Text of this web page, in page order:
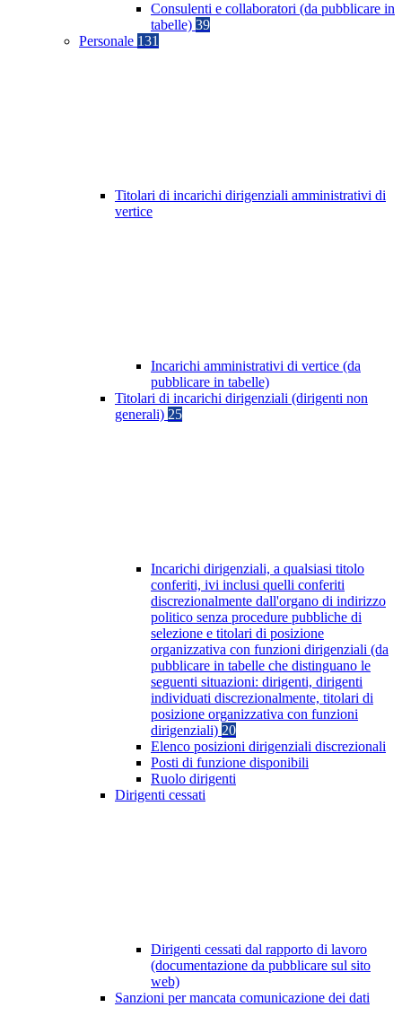
Consulenti e collaboratori (da pubblicare in
tabelle) 39
Personale 131
Titolari di incarichi dirigenziali amministrativi di
vertice
Incarichi amministrativi di vertice (da
pubblicare in tabelle)
Titolari di incarichi dirigenziali (dirigenti non
generali) 25
Incarichi dirigenziali, a qualsiasi titolo
conferiti, ivi inclusi quelli conferiti
discrezionalmente dall'organo di indirizzo
politico senza procedure pubbliche di
selezione e titolari di posizione
organizzativa con funzioni dirigenziali (da
pubblicare in tabelle che distinguano le
seguenti situazioni: dirigenti, dirigenti
individuati discrezionalmente, titolari di
posizione organizzativa con funzioni
dirigenziali) 20
Elenco posizioni dirigenziali discrezionali
Posti di funzione disponibili
Ruolo dirigenti
Dirigenti cessati
Dirigenti cessati dal rapporto di lavoro
(documentazione da pubblicare sul sito
web)
Sanzioni per mancata comunicazione dei dati